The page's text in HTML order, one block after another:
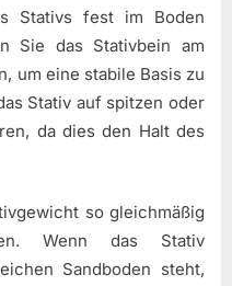
Stativs fest im Boden
Sie das Stativbein am
um eine stabile Basis zu
Stativ auf spitzen oder
da dies den Halt des
so gleichmäßig
Wenn das Stativ
Sandboden steht,